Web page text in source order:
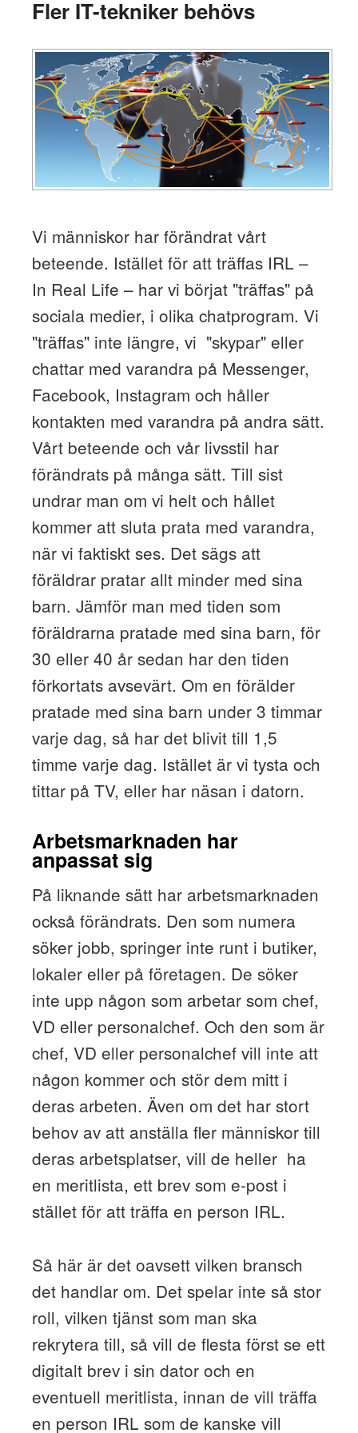
Fler IT-tekniker behövs
Vi människor har förändrat vårt
beteende. Istället för att träffas IRL –
In Real Life – har vi börjat "träffas" på
sociala medier, i olika chatprogram. Vi
"träffas" inte längre, vi "skypar" eller
chattar med varandra på Messenger,
Facebook, Instagram och håller
kontakten med varandra på andra sätt.
Vårt beteende och vår livsstil har
förändrats på många sätt. Till sist
undrar man om vi helt och hållet
kommer att sluta prata med varandra,
när vi faktiskt ses. Det sägs att
föräldrar pratar allt minder med sina
barn. Jämför man med tiden som
föräldrarna pratade med sina barn, för
30 eller 40 år sedan har den tiden
förkortats avsevärt. Om en förälder
pratade med sina barn under 3 timmar
varje dag, så har det blivit till 1,5
timme varje dag. Istället är vi tysta och
tittar på TV, eller har näsan i datorn.
Arbetsmarknaden har
anpassat sig
På liknande sätt har arbetsmarknaden
också förändrats. Den som numera
söker jobb, springer inte runt i butiker,
lokaler eller på företagen. De söker
inte upp någon som arbetar som chef,
VD eller personalchef. Och den som är
chef, VD eller personalchef vill inte att
någon kommer och stör dem mitt i
deras arbeten. Även om det har stort
behov av att anställa fler människor till
deras arbetsplatser, vill de heller ha
en meritlista, ett brev som e-post i
stället för att träffa en person IRL.
Så här är det oavsett vilken bransch
det handlar om. Det spelar inte så stor
roll, vilken tjänst som man ska
rekrytera till, så vill de flesta först se ett
digitalt brev i sin dator och en
eventuell meritlista, innan de vill träffa
en person IRL som de kanske vill